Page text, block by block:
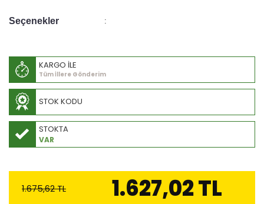
Seçenekler :
KARGO İLE
Tüm İllere Gönderim
STOK KODU
STOKTA
VAR
1.675,62 TL 1.627,02 TL